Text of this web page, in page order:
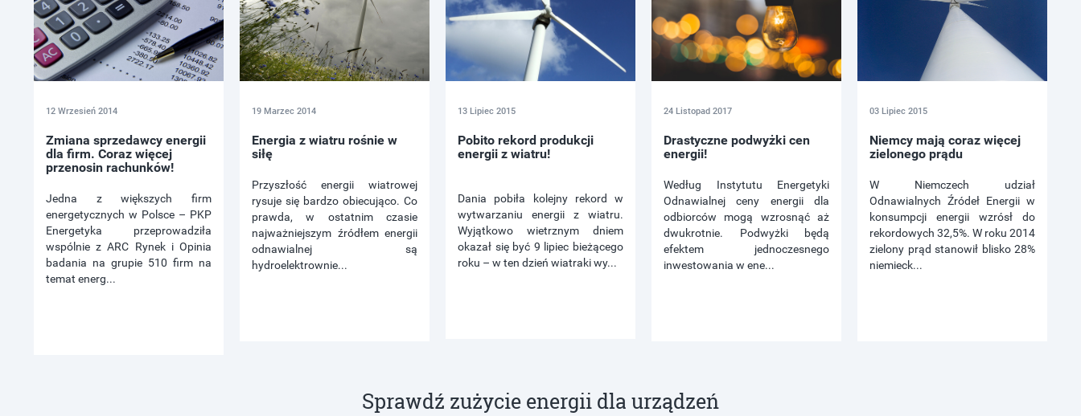
12 Wrzesień 2014
Zmiana sprzedawcy energii
dla firm. Coraz więcej
przenosin rachunków!
Jedna z większych firm
energetycznych w Polsce – PKP
Energetyka przeprowadziła
wspólnie z ARC Rynek i Opinia
badania na grupie 510 firm na
temat energ...
19 Marzec 2014
Energia z wiatru rośnie w
siłę
Przyszłość energii wiatrowej
rysuje się bardzo obiecująco. Co
prawda, w ostatnim czasie
najważniejszym źródłem energii
odnawialnej są
hydroelektrownie...
13 Lipiec 2015
Pobito rekord produkcji
energii z wiatru!
Dania pobiła kolejny rekord w
wytwarzaniu energii z wiatru.
Wyjątkowo wietrznym dniem
okazał się być 9 lipiec bieżącego
roku – w ten dzień wiatraki wy...
24 Listopad 2017
Drastyczne podwyżki cen
energii!
Według Instytutu Energetyki
Odnawialnej ceny energii dla
odbiorców mogą wzrosnąć aż
dwukrotnie. Podwyżki będą
efektem jednoczesnego
inwestowania w ene...
03 Lipiec 2015
Niemcy mają coraz więcej
zielonego prądu
W Niemczech udział
Odnawialnych Źródeł Energii w
konsumpcji energii wzrósł do
rekordowych 32,5%. W roku 2014
zielony prąd stanowił blisko 28%
niemieck...
Sprawdź zużycie energii dla urządzeń